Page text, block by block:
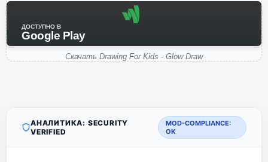
ДОСТУПНО В
Google Play
Скачать Drawing For Kids - Glow Draw
АНАЛИТИКА: SECURITY
VERIFIED
MOD-COMPLIANCE:
OK